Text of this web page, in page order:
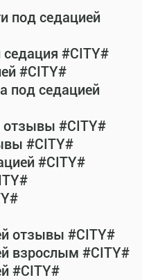
под седацией
седация #CITY#
#CITY#
под седацией
отзывы #CITY#
#CITY#
#CITY#
отзывы #CITY#
взрослым #CITY#
#CITY#